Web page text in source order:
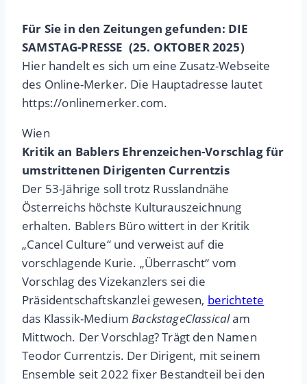
Für Sie in den Zeitungen gefunden: DIE
SAMSTAG-PRESSE (25. OKTOBER 2025)
Hier handelt es sich um eine Zusatz-Webseite
des Online-Merker. Die Hauptadresse lautet
https://onlinemerker.com.
Wien
Kritik an Bablers Ehrenzeichen-Vorschlag für
umstrittenen Dirigenten Currentzis
Der 53-Jährige soll trotz Russlandnähe
Österreichs höchste Kulturauszeichnung
erhalten. Bablers Büro wittert in der Kritik
„Cancel Culture“ und verweist auf die
vorschlagende Kurie. „Überrascht“ vom
Vorschlag des Vizekanzlers sei die
Präsidentschaftskanzlei gewesen, berichtete
das Klassik-MediumBackstageClassicalam
Mittwoch. Der Vorschlag? Trägt den Namen
Teodor Currentzis. Der Dirigent, mit seinem
Ensemble seit 2022 fixer Bestandteil bei den